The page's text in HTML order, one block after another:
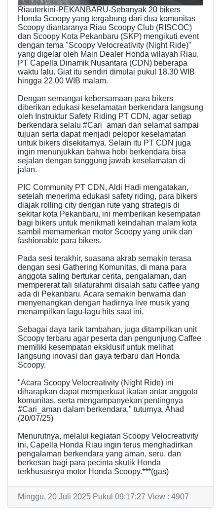
Riauterkini-PEKANBARU-Sebanyak 20 bikers
Honda Scoopy yang tergabung dari dua komunitas
Scoopy diantaranya Riau Scoopy Club (RISCOC)
dan Scoopy Kota Pekanbaru (SKP) mengikuti event
dengan tema "Scoopy Velocreativity (Night Ride)"
yang digelar oleh Main Dealer Honda wilayah Riau,
PT Capella Dinamik Nusantara (CDN) beberapa
waktu lalu. Giat itu sendiri dimulai pukul 18.30 WIB
hingga 22.00 WIB malam.
Dengan semangat kebersamaan para bikers
diberikan edukasi keselamatan berkendara langsung
oleh Instruktur Safety Riding PT CDN, agar setiap
berkendara selalu #Cari_aman dan selamat sampai
tujuan serta dapat menjadi pelopor keselamatan
untuk bikers disekitarnya. Selain itu PT CDN juga
ingin menunjukkan bahwa hobi berkendara bisa
sejalan dengan tanggung jawab keselamatan di
jalan.
PIC Community PT CDN, Aldi Hadi mengatakan,
setelah menerima edukasi safety riding, para bikers
diajak rolling city dengan rute yang strategis di
sekitar kota Pekanbaru, ini memberikan kesempatan
bagi bikers untuk menikmati keindahan malam kota
sambil memamerkan motor Scoopy yang unik dan
fashionable para bikers.
Pada sesi terakhir, suasana akrab semakin terasa
dengan sesi Gathering Komunitas, di mana para
anggota saling bertukar cerita, pengalaman, dan
mempererat tali silaturahmi disalah satu caffee yang
ada di Pekanbaru. Acara semakin berwarna dan
menyenangkan dengan hadirnya live musik yang
menampilkan lagu-lagu hits saat ini.
Sebagai daya tarik tambahan, juga ditampilkan unit
Scoopy terbaru agar peserta dan pengunjung Caffee
memiliki kesempatan eksklusif untuk melihat
langsung inovasi dan gaya terbaru dari Honda
Scoopy.
"Acara Scoopy Velocreativity (Night Ride) ini
diharapkan dapat memperkuat ikatan antar anggota
komunitas, serta mengampanyekan pentingnya
#Cari_aman dalam berkendara," tuturnya, Ahad
(20/07/25)
Menurutnya, melalui kegiatan Scoopy Velocreativity
ini, Capella Honda Riau ingin terus menghadirkan
pengalaman berkendara yang aman, seru, dan
berkesan bagi para pecinta skutik Honda
terkhususnya motor Honda Scoopy.***(gas)
Minggu, 20 Juli 2025 Pukul 09:17:27 View : 4907